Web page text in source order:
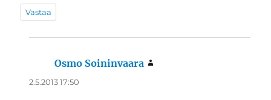
Vastaa
Osmo Soininvaara
2.5.2013 17:50